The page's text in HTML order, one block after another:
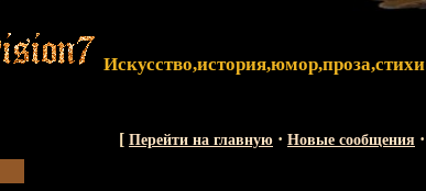
Искусство,история,юмор,проза,стихи
[ Перейти на главную · Новые сообщения ·